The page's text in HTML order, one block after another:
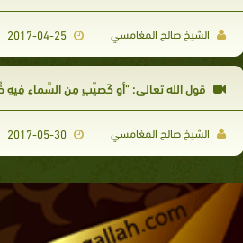
الشيخ صالح المغامسي 2017-04-25
قول الله تعالى: "أو كَصَيِّبٍ مِنَ السَّمَاءِ
الشيخ صالح المغامسي 2017-05-30